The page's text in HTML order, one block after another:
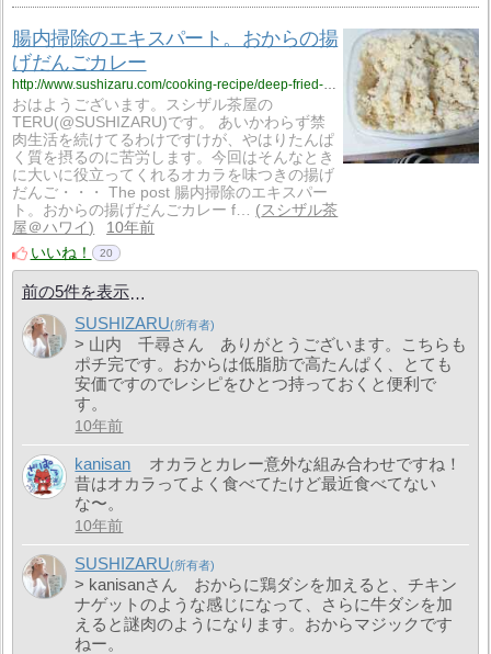
腸内掃除のエキスパート。おからの揚
げだんごカレー
http://www.sushizaru.com/cooking-recipe/deep-fried-okara-tofu-curry/
おはようございます。スシザル茶屋の
TERU(@SUSHIZARU)です。 あいかわらず禁
肉生活を続けてるわけですけが、やはりたんぱ
く質を摂るのに苦労します。今回はそんなとき
に大いに役立ってくれるオカラを味つきの揚げ
だんご・・・ The post 腸内掃除のエキスパー
ト。おからの揚げだんごカレー f…
スシザル茶
屋＠ハワイ
10年前
いいね！
20
前の5件を表示
SUSHIZARU
> 山内 千尋さん ありがとうございます。こちらも
ポチ完です。おからは低脂肪で高たんぱく、とても
安価ですのでレシピをひとつ持っておくと便利で
す。
10年前
kanisan
オカラとカレー意外な組み合わせですね！
昔はオカラってよく食べてたけど最近食べてない
な〜。
10年前
SUSHIZARU
> kanisanさん おからに鶏ダシを加えると、チキン
ナゲットのような感じになって、さらに牛ダシを加
えると謎肉のようになります。おからマジックです
ねー。